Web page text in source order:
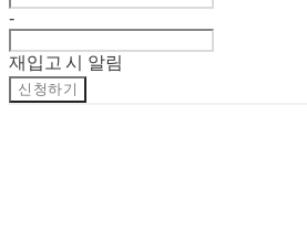
-
재입고 시 알림
신청하기